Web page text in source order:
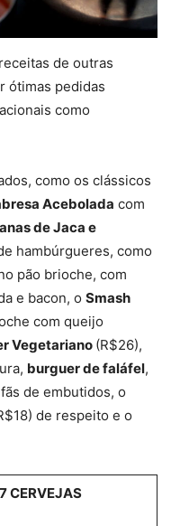
de outras
ótimas pedidas
como
como os clássicos
Acebolada com
de Jaca e
hambúrgueres, como
pão brioche, com
e bacon, o Smash
com queijo
Vegetariano (R$26),
burguer de faláfel,
de embutidos, o
de respeito e o
CERVEJAS